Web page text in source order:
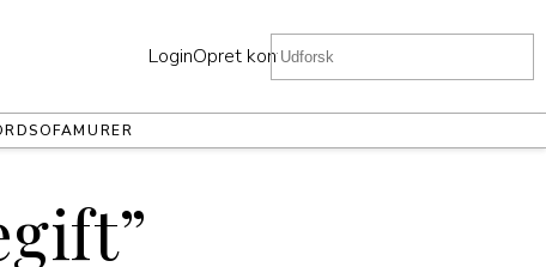
LoginOpret konto
SOFAMURER